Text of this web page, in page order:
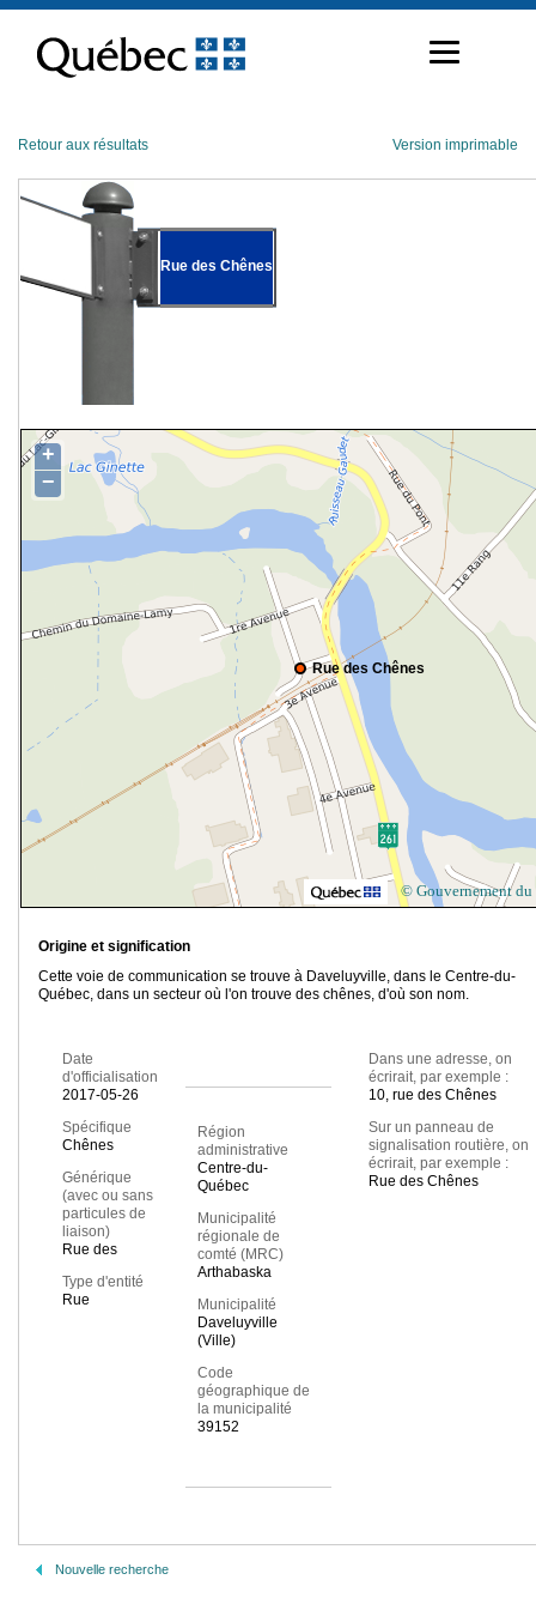
contenu
Retour aux résultats Version imprimable
Rue des Chênes
Rue des Chênes
+
−
© Gouvernement du
Origine et signification
Cette voie de communication se trouve à Daveluyville, dans le Centre-du-
Québec, dans un secteur où l'on trouve des chênes, d'où son nom.
Date
d'officialisation
2017-05-26
Spécifique
Chênes
Générique
(avec ou sans
particules de
liaison)
Rue des
Type d'entité
Rue
Région
administrative
Centre-du-
Québec
Municipalité
régionale de
comté (MRC)
Arthabaska
Municipalité
Daveluyville
(Ville)
Code
géographique de
la municipalité
39152
Dans une adresse, on
écrirait, par exemple :
10, rue des Chênes
Sur un panneau de
signalisation routière, on
écrirait, par exemple :
Rue des Chênes
Nouvelle recherche